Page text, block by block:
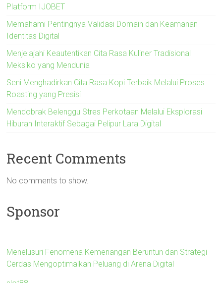
Platform IJOBET
Memahami Pentingnya Validasi Domain dan Keamanan
Identitas Digital
Menjelajahi Keautentikan Cita Rasa Kuliner Tradisional
Meksiko yang Mendunia
Seni Menghadirkan Cita Rasa Kopi Terbaik Melalui Proses
Roasting yang Presisi
Mendobrak Belenggu Stres Perkotaan Melalui Eksplorasi
Hiburan Interaktif Sebagai Pelipur Lara Digital
Recent Comments
No comments to show.
Sponsor
Menelusuri Fenomena Kemenangan Beruntun dan Strategi
Cerdas Mengoptimalkan Peluang di Arena Digital